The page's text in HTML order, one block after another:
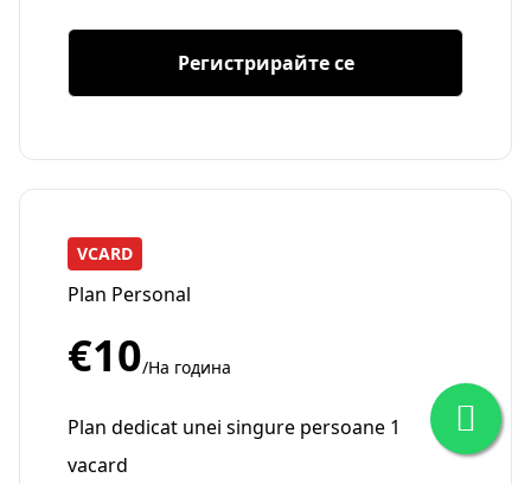
Регистрирайте се
VCARD
Plan Personal
€10/На година
Plan dedicat unei singure persoane 1
vacard